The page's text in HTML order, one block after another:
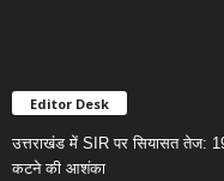
Editor Desk
उत्तराखंड में SIR पर सियासत तेज:
कटने की आशंका